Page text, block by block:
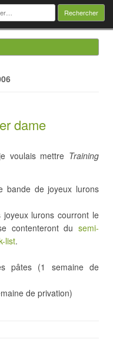
:
dame
voulais mettre Training
bande de joyeux lurons
joyeux lurons courront le
contenteront du semi-
list.
pâtes (1 semaine de
de privation)